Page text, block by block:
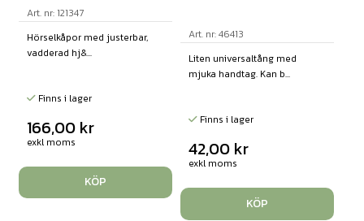
Art. nr: 121347
Hörselkåpor med justerbar,
vadderad hj&...
Finns i lager
166,00 kr
exkl moms
KÖP
Art. nr: 46413
Liten universaltång med
mjuka handtag. Kan b...
Finns i lager
42,00 kr
exkl moms
KÖP